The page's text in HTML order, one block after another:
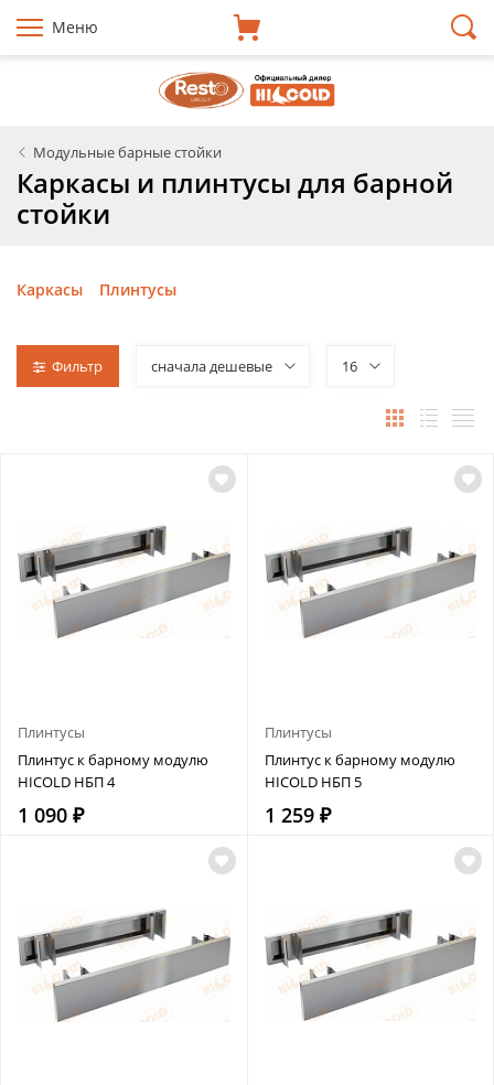
Меню
Модульные барные стойки
Каркасы и плинтусы для барной
стойки
Каркасы Плинтусы
Фильтр сначала дешевые 16
Плинтусы
Плинтус к барному модулю
HICOLD НБП 4
1 090 ₽
Плинтусы
Плинтус к барному модулю
HICOLD НБП 5
1 259 ₽